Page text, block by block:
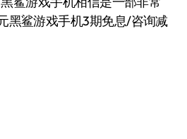
黑鲨游戏手机3期免息/咨询减